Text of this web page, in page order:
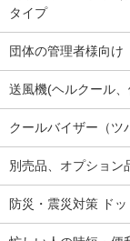
タイプ
団体の管理者様向け
送風機(ヘルクール
クールバイザー（ツ
別売品、オプション
防災・震災対策 ド